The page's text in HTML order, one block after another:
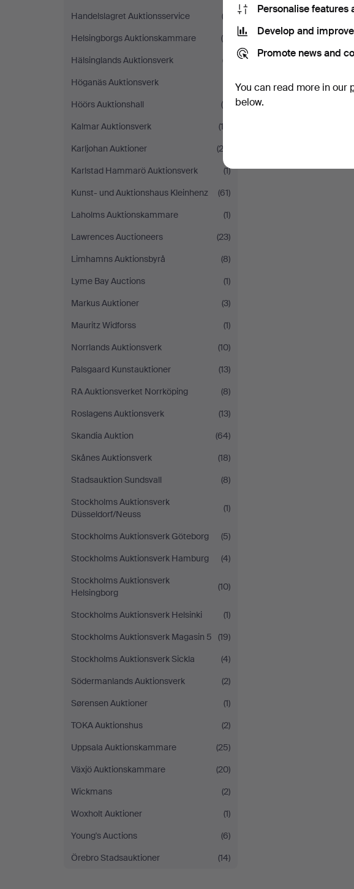
Handelslagret Auktionsservice
(3)
Helsingborgs Auktionskammare
(9)
Hälsinglands Auktionsverk
(7)
Höganäs Auktionsverk
Höörs Auktionshall
(4)
Kalmar Auktionsverk
(13)
Karljohan Auktioner
(23)
Karlstad Hammarö Auktionsverk
(1)
Kunst- und Auktionshaus Kleinhenz
(61)
Laholms Auktionskammare
(1)
Lawrences Auctioneers
(23)
Limhamns Auktionsbyrå
(8)
Lyme Bay Auctions
(1)
Markus Auktioner
(3)
Mauritz Widforss
(1)
Norrlands Auktionsverk
(10)
Palsgaard Kunstauktioner
(13)
RA Auktionsverket Norrköping
(8)
Roslagens Auktionsverk
(13)
Skandia Auktion
(64)
Skånes Auktionsverk
(18)
Stadsauktion Sundsvall
(8)
Stockholms Auktionsverk
Düsseldorf/Neuss
(1)
Stockholms Auktionsverk Göteborg
(5)
Stockholms Auktionsverk Hamburg
(4)
Stockholms Auktionsverk
Helsingborg
(10)
Stockholms Auktionsverk Helsinki
(1)
Stockholms Auktionsverk Magasin 5
(19)
Stockholms Auktionsverk Sickla
(4)
Södermanlands Auktionsverk
(2)
Sørensen Auktioner
(1)
TOKA Auktionshus
(2)
Uppsala Auktionskammare
(25)
Växjö Auktionskammare
(20)
Wickmans
(2)
Woxholt Auktioner
(1)
Young's Auctions
(6)
Örebro Stadsauktioner
(14)
Personalise features
Develop and
Promote news and
You can read more in our
below.